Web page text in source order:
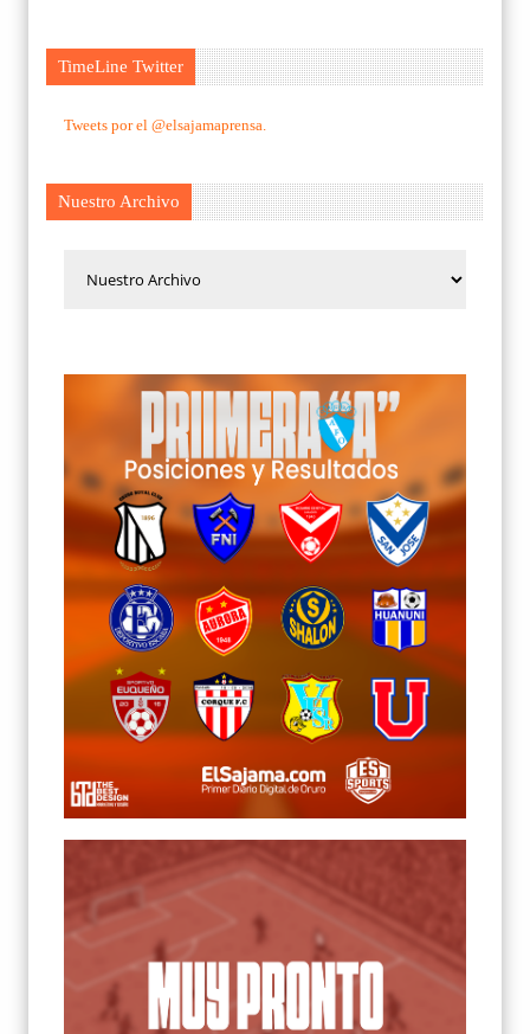
TimeLine Twitter
Tweets por el @elsajamaprensa.
Nuestro Archivo